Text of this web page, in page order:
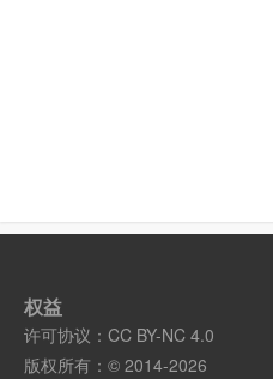
权益
许可协议： CC BY-NC 4.0
版权所有：© 2014-2026